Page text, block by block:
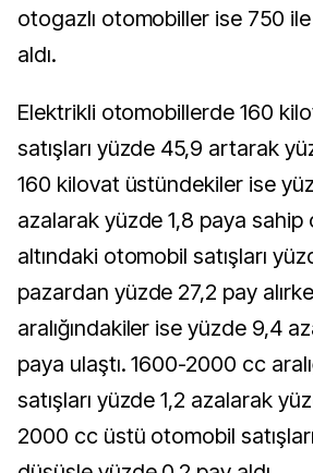
otogazlı otomobiller ise 750
aldı.
Elektrikli otomobillerde 160
satışları yüzde 45,9 artarak
160 kilovat üstündekiler ise
azalarak yüzde 1,8 paya sahip
altındaki otomobil satışları
pazardan yüzde 27,2 pay
aralığındakiler ise yüzde 9,4
paya ulaştı. 1600-2000 cc
satışları yüzde 1,2 azalarak
2000 cc üstü otomobil